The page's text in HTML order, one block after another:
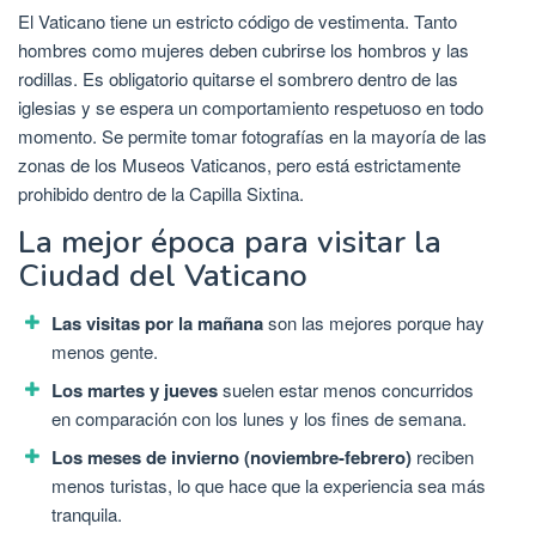
El Vaticano tiene un estricto código de vestimenta. Tanto
hombres como mujeres deben cubrirse los hombros y las
rodillas. Es obligatorio quitarse el sombrero dentro de las
iglesias y se espera un comportamiento respetuoso en todo
momento. Se permite tomar fotografías en la mayoría de las
zonas de los Museos Vaticanos, pero está estrictamente
prohibido dentro de la Capilla Sixtina.
La mejor época para visitar la
Ciudad del Vaticano
Las visitas por la mañanason las mejores porque hay
menos gente.
Los martes y juevessuelen estar menos concurridos
en comparación con los lunes y los fines de semana.
Los meses de invierno (noviembre-febrero) reciben
menos turistas, lo que hace que la experiencia sea más
tranquila.